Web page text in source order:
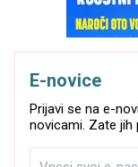
E-novice
Prijavi se na e-
novicami. Zate jih